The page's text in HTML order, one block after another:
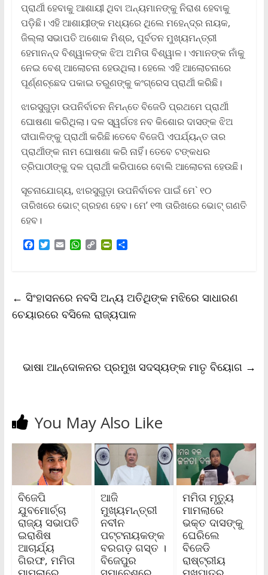
ପ୍ରାର୍ଥୀ ହେବାକୁ ଆଶାୟୀ ଥିବା ଅନ୍ୟମାନଙ୍କୁ ନିରାଶ ହେବାକୁ
ପଡ଼ିଛି। ଏହି ଆଶାୟୀଙ୍କ ମଧ୍ୟରେ ଥିଲେ ମହେନ୍ଦ୍ର ନାୟକ,
ଜିଲ୍ଲା ସଭାପତି ଅଶୋକ ମିଶ୍ର, ପୂର୍ବତନ ମୁଖ୍ୟମନ୍ତ୍ରୀ
ହେମାନନ୍ଦ ବିଶ୍ୱାଳଙ୍କ ଝିଅ ଅମିତା ବିଶ୍ୱାଳ। ଏମାନଙ୍କ ନାଁକୁ
ନେଇ ବେଶ୍ ଆଲୋଚନା ହେଉଥିଲା। ହେଲେ ଏହି ଆଲୋଚନାରେ
ପୂର୍ଣ୍ଣଚ୍ଛେଦ ପକାଇ ତରୁଣଙ୍କୁ କଂଗ୍ରେସ ପ୍ରାର୍ଥୀ କରିଛି।
ଝାରସୁଗୁଡ଼ା ଉପନିର୍ବାଚନ ନିମନ୍ତେ ବିଜେଡି ପ୍ରଥମେ ପ୍ରାର୍ଥୀ
ଘୋଷଣା କରିଥିଲା। ଦଳ ସ୍ୱର୍ଗତଃ ନବ କିଶୋର ଦାସଙ୍କ ଝିଅ
ଦୀପାଳିଙ୍କୁ ପ୍ରାର୍ଥୀ କରିଛି।ତେବେ ବିଜେପି ଏପର୍ଯ୍ୟନ୍ତ ତାର
ପ୍ରାର୍ଥୀଙ୍କ ନାମ ଘୋଷଣା କରି ନାହିଁ। ତେବେ ଟଙ୍କଧର
ତ୍ରିପାଠୀଙ୍କୁ ଦଳ ପ୍ରାର୍ଥୀ କରିପାରେ ବୋଲି ଆଲୋଚନା ହେଉଛି।
ସୂଚନାଯୋଗ୍ୟ, ଝାରସୁଗୁଡ଼ା ଉପନିର୍ବାଚନ ପାଇଁ ମେ` ୧୦
ତାରିଖରେ ଭୋଟ୍ ଗ୍ରହଣ ହେବ। ମେ’ ୧୩ ତାରିଖରେ ଭୋଟ୍ ଗଣତି
ହେବ।
F
o
o
k
T
e
r
E
W
A
p
p
C
i
n
k
P
F
r
i
l
y
S
← ସିଂହାସନରେ ନବସି ଅନ୍ୟ ଅତିଥିଙ୍କ ମଝିରେ ସାଧାରଣ
ଚେୟାରରେ ବସିଲେ ରାଜ୍ୟପାଳ
ଭାଷା ଆନ୍ଦୋଳନର ପ୍ରମୁଖ ସଦସ୍ୟଙ୍କ ମାତୃ ବିୟୋଗ →
You May Also Like
ବିଜେପି
ଯୁବମୋର୍ଚ୍ଚା
ରାଜ୍ୟ ସଭାପତି
ଇରାଶିଷ
ଆଚାର୍ଯ୍ୟ
ଗିରଫ, ମମିତା
ଆଜି
ମୁଖ୍ୟମନ୍ତ୍ରୀ
ନବୀନ
ପଟ୍ଟନାୟକଙ୍କ
ବରଗଡ଼ ଗସ୍ତ ।
ବିଜେପୁର
ମମିତା ମୃତ୍ୟୁ
ମାମଲାରେ
ଭକ୍ତ ଦାସଙ୍କୁ
ଘେରିଲେ
ବିଜେଡି
ରାଷ୍ଟ୍ରୀୟ